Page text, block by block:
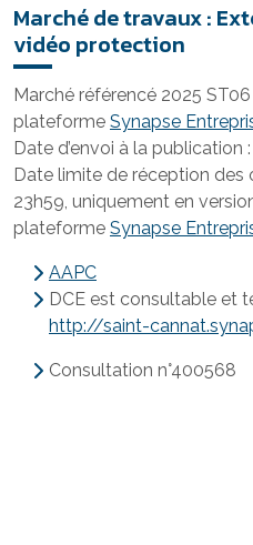
Marché de travaux :
vidéo protection
Marché référencé 2025
plateforme Synapse
Date d’envoi à la publication
Date limite de réception des
23h59, uniquement en
plateforme Synapse
AAPC
DCE est consultable et
http://saint-
Consultation n°400568